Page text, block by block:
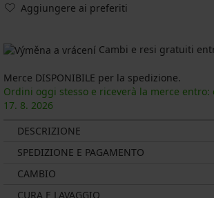
Aggiungere ai preferiti
Cambi e resi gratuiti
Merce DISPONIBILE per la spedizione.
Ordini oggi stesso e riceverà la merce entro:
17. 8. 2026
DESCRIZIONE
SPEDIZIONE E PAGAMENTO
CAMBIO
CURA E LAVAGGIO